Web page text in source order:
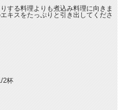
する料理よりも煮込み料理に向きま
キスをたっぷりと引き出してくださ
2杯